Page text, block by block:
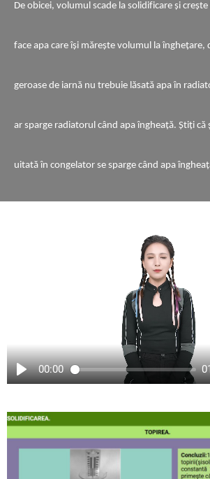
De obicei, volumul scade la solidificare şi
face apa care îşi măreşte volumul la îngheţare,
geroase de iarnă nu trebuie lăsată apa în
ar sparge radiatorul când apa îngheaţă. Ştiţi că
uitată în congelator se sparge când apa
00:00